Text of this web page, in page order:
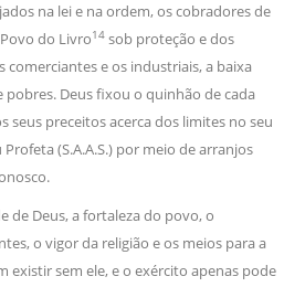
na lei e na ordem, os cobradores de
do Livro14 sob proteção e dos
comerciantes e os industriais, a baixa
pobres. Deus fixou o quinhão de cada
seus preceitos acerca dos limites no seu
(S.A.A.S.) por meio de arranjos
de Deus, a fortaleza do povo, o
o vigor da religião e os meios para a
existir sem ele, e o exército apenas pode